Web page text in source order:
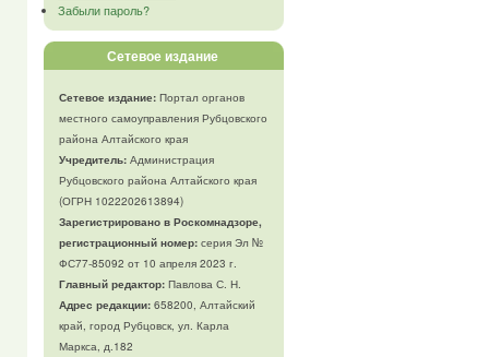
Забыли пароль?
Сетевое издание
Сетевое издание:Портал органов
местного самоуправления Рубцовского
района Алтайского края
Учредитель:Администрация
Рубцовского района Алтайского края
(ОГРН 1022202613894)
Зарегистрировано в Роскомнадзоре,
регистрационный номер:серия Эл №
ФС77-85092 от 10 апреля 2023 г.
Главный редактор:Павлова С. Н.
Адрес редакции:658200, Алтайский
край, город Рубцовск, ул. Карла
Маркса, д.182